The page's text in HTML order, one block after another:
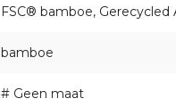
FSC® bamboe, Gerecycled
bamboe
# Geen maat